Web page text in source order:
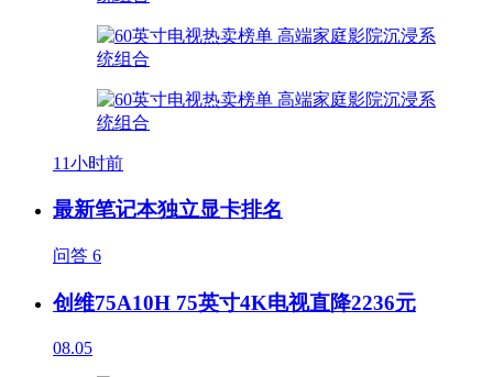
11小时前
最新笔记本独立显卡排名
问答 6
创维75A10H 75英寸4K电视直降2236元
08.05